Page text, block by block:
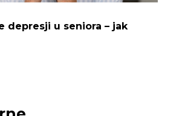
depresji u seniora – jak